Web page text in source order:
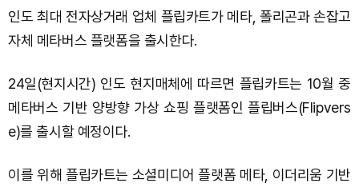
인도 최대 전자상거래 업체 플립카트가 메타, 폴리곤과 손잡고
자체 메타버스 플랫폼을 출시한다.
24일(현지시간) 인도 현지매체에 따르면 플립카트는 10월 중
메타버스 기반 양방향 가상 쇼핑 플랫폼인 플립버스(Flipvers
e)를 출시할 예정이다.
이를 위해 플립카트는 소셜미디어 플랫폼 메타, 이더리움 기반